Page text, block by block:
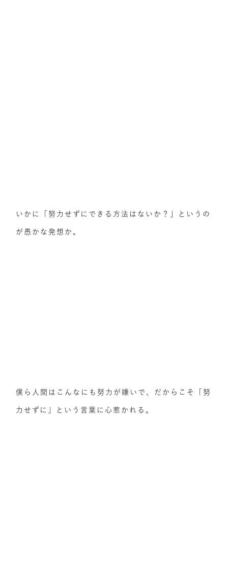
いかに「努力せずにできる方法はないか？」というの
が愚かな発想か。
僕ら人間はこんなにも努力が嫌いで、だからこそ「努
力せずに」という言葉に心惹かれる。